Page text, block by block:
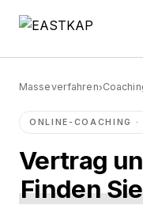
Masseverfahren›
ONLINE-COACHING ·
Vertrag
Finden